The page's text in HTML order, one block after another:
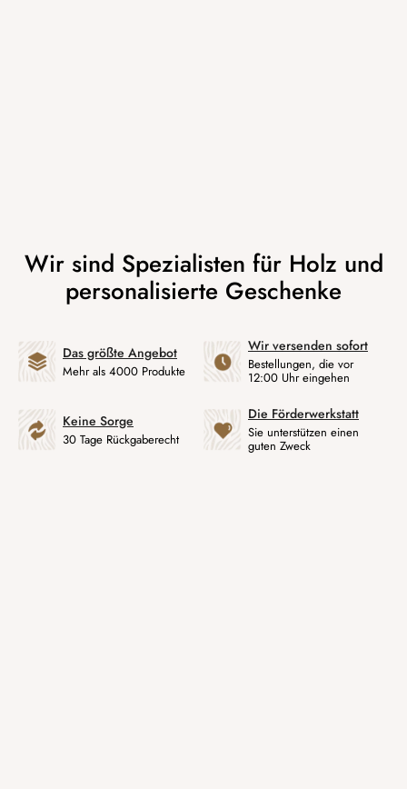
Das größte Angebot
Mehr als 4000 Produkte
Wir versenden sofort
Bestellungen, die vor
12:00 Uhr eingehen
Keine Sorge
30 Tage Rückgaberecht
Die Förderwerkstatt
Sie unterstützen einen
guten Zweck